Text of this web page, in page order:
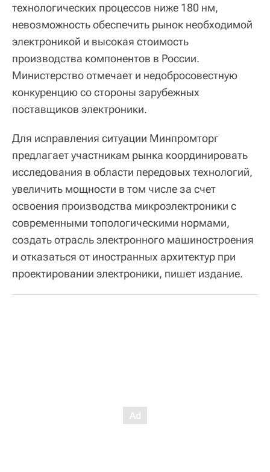
технологических процессов ниже 180 нм,
невозможность обеспечить рынок необходимой
электроникой и высокая стоимость
производства компонентов в России.
Министерство отмечает и недобросовестную
конкуренцию со стороны зарубежных
поставщиков электроники.
Для исправления ситуации Минпромторг
предлагает участникам рынка координировать
исследования в области передовых технологий,
увеличить мощности в том числе за счет
освоения производства микроэлектроники с
современными топологическими нормами,
создать отрасль электронного машиностроения
и отказаться от иностранных архитектур при
проектировании электроники, пишет издание.